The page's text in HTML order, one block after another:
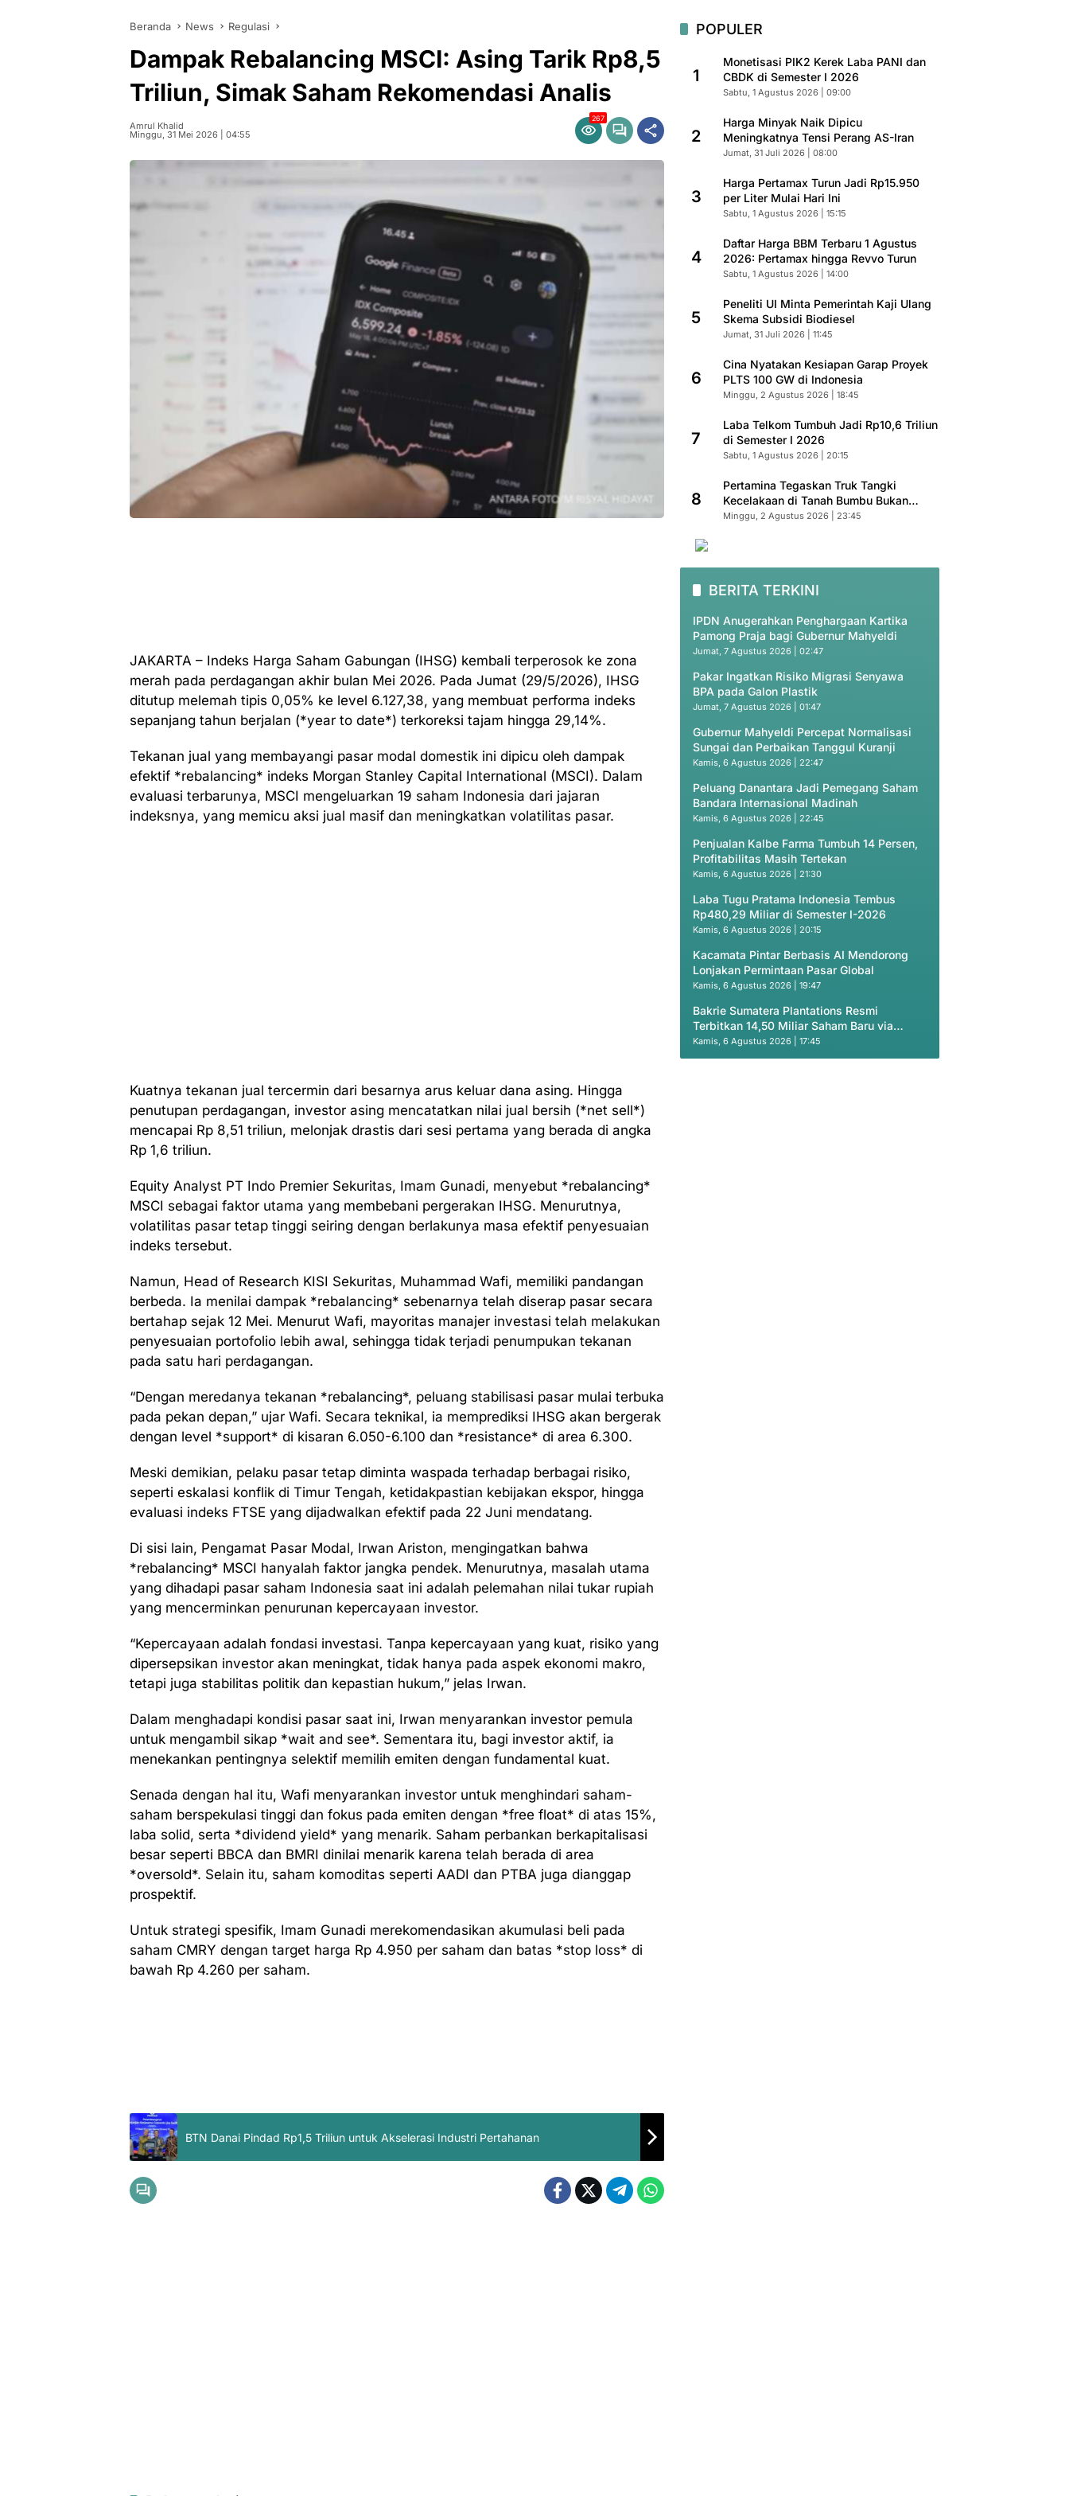
Beranda News Regulasi
Dampak Rebalancing MSCI: Asing Tarik Rp8,5
Triliun, Simak Saham Rekomendasi Analis
Amrul Khalid
Minggu, 31 Mei 2026 | 04:55
267
JAKARTA – Indeks Harga Saham Gabungan (IHSG) kembali terperosok ke zona
merah pada perdagangan akhir bulan Mei 2026. Pada Jumat (29/5/2026), IHSG
ditutup melemah tipis 0,05% ke level 6.127,38, yang membuat performa indeks
sepanjang tahun berjalan (*year to date*) terkoreksi tajam hingga 29,14%.
Tekanan jual yang membayangi pasar modal domestik ini dipicu oleh dampak
efektif *rebalancing* indeks Morgan Stanley Capital International (MSCI). Dalam
evaluasi terbarunya, MSCI mengeluarkan 19 saham Indonesia dari jajaran
indeksnya, yang memicu aksi jual masif dan meningkatkan volatilitas pasar.
Kuatnya tekanan jual tercermin dari besarnya arus keluar dana asing. Hingga
penutupan perdagangan, investor asing mencatatkan nilai jual bersih (*net sell*)
mencapai Rp 8,51 triliun, melonjak drastis dari sesi pertama yang berada di angka
Rp 1,6 triliun.
Equity Analyst PT Indo Premier Sekuritas, Imam Gunadi, menyebut *rebalancing*
MSCI sebagai faktor utama yang membebani pergerakan IHSG. Menurutnya,
volatilitas pasar tetap tinggi seiring dengan berlakunya masa efektif penyesuaian
indeks tersebut.
Namun, Head of Research KISI Sekuritas, Muhammad Wafi, memiliki pandangan
berbeda. Ia menilai dampak *rebalancing* sebenarnya telah diserap pasar secara
bertahap sejak 12 Mei. Menurut Wafi, mayoritas manajer investasi telah melakukan
penyesuaian portofolio lebih awal, sehingga tidak terjadi penumpukan tekanan
pada satu hari perdagangan.
“Dengan meredanya tekanan *rebalancing*, peluang stabilisasi pasar mulai terbuka
pada pekan depan,” ujar Wafi. Secara teknikal, ia memprediksi IHSG akan bergerak
dengan level *support* di kisaran 6.050-6.100 dan *resistance* di area 6.300.
Meski demikian, pelaku pasar tetap diminta waspada terhadap berbagai risiko,
seperti eskalasi konflik di Timur Tengah, ketidakpastian kebijakan ekspor, hingga
evaluasi indeks FTSE yang dijadwalkan efektif pada 22 Juni mendatang.
Di sisi lain, Pengamat Pasar Modal, Irwan Ariston, mengingatkan bahwa
*rebalancing* MSCI hanyalah faktor jangka pendek. Menurutnya, masalah utama
yang dihadapi pasar saham Indonesia saat ini adalah pelemahan nilai tukar rupiah
yang mencerminkan penurunan kepercayaan investor.
“Kepercayaan adalah fondasi investasi. Tanpa kepercayaan yang kuat, risiko yang
dipersepsikan investor akan meningkat, tidak hanya pada aspek ekonomi makro,
tetapi juga stabilitas politik dan kepastian hukum,” jelas Irwan.
Dalam menghadapi kondisi pasar saat ini, Irwan menyarankan investor pemula
untuk mengambil sikap *wait and see*. Sementara itu, bagi investor aktif, ia
menekankan pentingnya selektif memilih emiten dengan fundamental kuat.
Senada dengan hal itu, Wafi menyarankan investor untuk menghindari saham-
saham berspekulasi tinggi dan fokus pada emiten dengan *free float* di atas 15%,
laba solid, serta *dividend yield* yang menarik. Saham perbankan berkapitalisasi
besar seperti BBCA dan BMRI dinilai menarik karena telah berada di area
*oversold*. Selain itu, saham komoditas seperti AADI dan PTBA juga dianggap
prospektif.
Untuk strategi spesifik, Imam Gunadi merekomendasikan akumulasi beli pada
saham CMRY dengan target harga Rp 4.950 per saham dan batas *stop loss* di
bawah Rp 4.260 per saham.
BTN Danai Pindad Rp1,5 Triliun untuk Akselerasi Industri Pertahanan
POPULER
1
Monetisasi PIK2 Kerek Laba PANI dan
CBDK di Semester I 2026
Sabtu, 1 Agustus 2026 | 09:00
2
Harga Minyak Naik Dipicu
Meningkatnya Tensi Perang AS-Iran
Jumat, 31 Juli 2026 | 08:00
3
Harga Pertamax Turun Jadi Rp15.950
per Liter Mulai Hari Ini
Sabtu, 1 Agustus 2026 | 15:15
4
Daftar Harga BBM Terbaru 1 Agustus
2026: Pertamax hingga Revvo Turun
Sabtu, 1 Agustus 2026 | 14:00
5
Peneliti UI Minta Pemerintah Kaji Ulang
Skema Subsidi Biodiesel
Jumat, 31 Juli 2026 | 11:45
6
Cina Nyatakan Kesiapan Garap Proyek
PLTS 100 GW di Indonesia
Minggu, 2 Agustus 2026 | 18:45
7
Laba Telkom Tumbuh Jadi Rp10,6 Triliun
di Semester I 2026
Sabtu, 1 Agustus 2026 | 20:15
8
Pertamina Tegaskan Truk Tangki
Kecelakaan di Tanah Bumbu Bukan
Armada Resmi
Minggu, 2 Agustus 2026 | 23:45
BERITA TERKINI
IPDN Anugerahkan Penghargaan Kartika
Pamong Praja bagi Gubernur Mahyeldi
Jumat, 7 Agustus 2026 | 02:47
Pakar Ingatkan Risiko Migrasi Senyawa
BPA pada Galon Plastik
Jumat, 7 Agustus 2026 | 01:47
Gubernur Mahyeldi Percepat Normalisasi
Sungai dan Perbaikan Tanggul Kuranji
Kamis, 6 Agustus 2026 | 22:47
Peluang Danantara Jadi Pemegang Saham
Bandara Internasional Madinah
Kamis, 6 Agustus 2026 | 22:45
Penjualan Kalbe Farma Tumbuh 14 Persen,
Profitabilitas Masih Tertekan
Kamis, 6 Agustus 2026 | 21:30
Laba Tugu Pratama Indonesia Tembus
Rp480,29 Miliar di Semester I-2026
Kamis, 6 Agustus 2026 | 20:15
Kacamata Pintar Berbasis AI Mendorong
Lonjakan Permintaan Pasar Global
Kamis, 6 Agustus 2026 | 19:47
Bakrie Sumatera Plantations Resmi
Terbitkan 14,50 Miliar Saham Baru via
Private Placement
Kamis, 6 Agustus 2026 | 17:45